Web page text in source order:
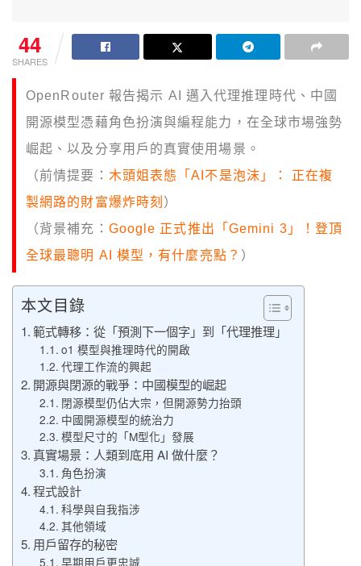
44
SHARES
OpenRouter 報告揭示 AI 邁入代理推理時代、中國
開源模型憑藉角色扮演與編程能力，在全球市場強勢
崛起、以及分享用戶的真實使用場景。
（前情提要： 木頭姐表態「AI不是泡沫」： 正在複
製網路的財富爆炸時刻 ）
（背景補充： Google 正式推出「Gemini 3」！登頂
全球最聰明 AI 模型，有什麼亮點？ ）
本文目錄
範式轉移：從「預測下一個字」到「代理推理」
o1 模型與推理時代的開啟
代理工作流的興起
開源與閉源的戰爭：中國模型的崛起
閉源模型仍佔大宗，但開源勢力抬頭
中國開源模型的統治力
模型尺寸的「M型化」發展
真實場景：人類到底用 AI 做什麼？
角色扮演
程式設計
科學與自我指涉
其他領域
用戶留存的秘密
早期用戶更忠誠